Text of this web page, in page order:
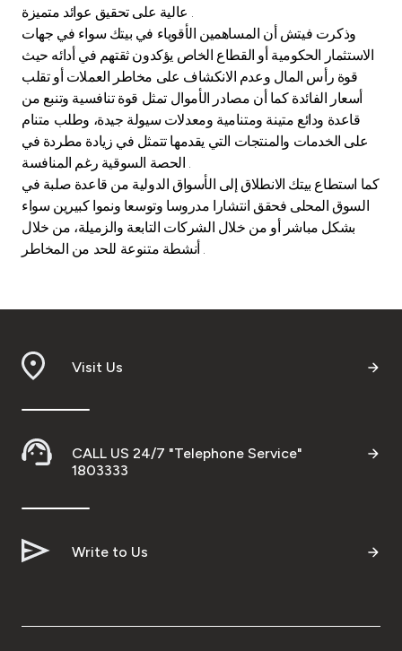
عالية على تحقيق عوائد متميزة .
وذكرت فيتش أن المساهمين الأقوياء في بيتك سواء في جهات
الاستثمار الحكومية أو القطاع الخاص يؤكدون ثقتهم في أدائه حيث
قوة رأس المال وعدم الانكشاف على مخاطر العملات أو تقلب
أسعار الفائدة كما أن مصادر الأموال تمثل قوة تنافسية وتنبع من
قاعدة ودائع متينة ومتنامية ومعدلات سيولة جيدة، وطلب متنام
على الخدمات والمنتجات التي يقدمها تتمثل في زيادة مطردة في
الحصة السوقية رغم المنافسة .
كما استطاع بيتك الانطلاق إلى الأسواق الدولية من قاعدة صلبة في
السوق المحلى فحقق انتشارا مدروسا وتوسعا ونموا كبيرين سواء
بشكل مباشر أو من خلال الشركات التابعة والزميلة، من خلال
أنشطة متنوعة للحد من المخاطر .
Visit Us
CALL US 24/7 "Telephone Service"
1803333
Write to Us